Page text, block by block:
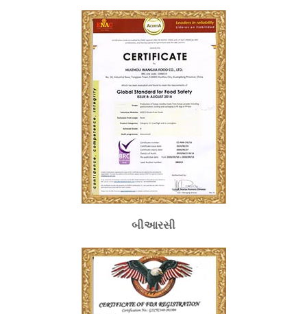
બીઆરસી